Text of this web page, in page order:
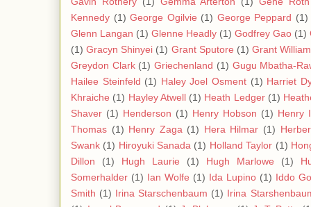
Kennedy (1) George Ogilvie (1) George Peppard (1)
Glenn Langan (1) Glenne Headly (1) Godfrey Gao (1)
(1) Gracyn Shinyei (1) Grant Sputore (1) Grant
Greydon Clark (1) Griechenland (1) Gugu Mbatha-
Hailee Steinfeld (1) Haley Joel Osment (1) Harriet
Khraiche (1) Hayley Atwell (1) Heath Ledger (1)
Shaver (1) Henderson (1) Henry Hobson (1) Henry
Thomas (1) Henry Zaga (1) Hera Hilmar (1)
Swank (1) Hiroyuki Sanada (1) Holland Taylor (1)
Dillon
(1) Hugh Laurie (1) Hugh Marlowe (1)
Somerhalder (1) Ian Wolfe (1) Ida Lupino (1) Iddo
Smith (1) Irina Starschenbaum (1) Irina